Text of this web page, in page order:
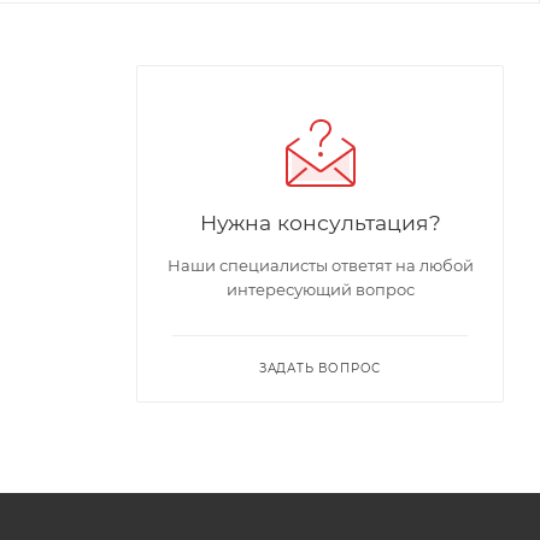
Нужна консультация?
Наши специалисты ответят на любой
интересующий вопрос
ЗАДАТЬ ВОПРОС